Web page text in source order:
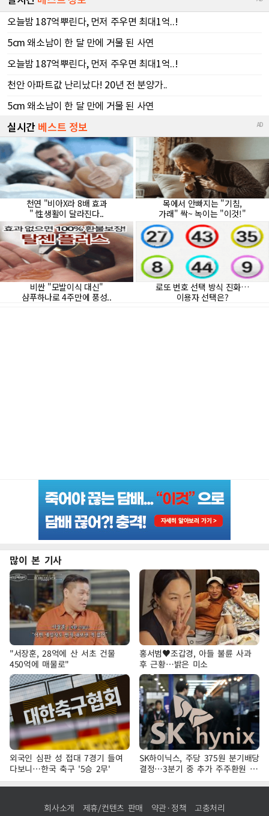
많이 본 기사
"서장훈, 28억에 산 서초 건물
450억에 매물로"
홍서범♥조갑경, 아들 불륜 사과
후 근황…밝은 미소
외국인 심판 성 접대 7경기 들여
다보니…한국 축구 '5승 2무'
SK하이닉스, 주당 375원 분기배당
결정…3분기 중 추가 주주환원 발
표
회사소개 제휴/컨텐츠 판매 약관·정책 고충처리